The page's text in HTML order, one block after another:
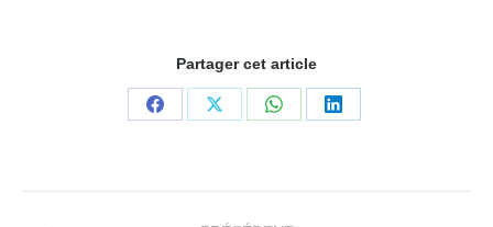
Partager cet article
PartagerPartagerPartagerPartager